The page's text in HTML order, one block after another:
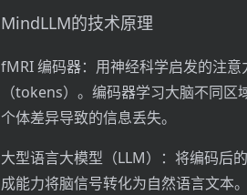
MindLLM的技术原理
fMRI 编码器：用神经科学启发的注
（tokens）。编码器学习大脑不同
个体差异导致的信息丢失。
大型语言大模型（LLM）：将编码后
成能力将脑信号转化为自然语言文本